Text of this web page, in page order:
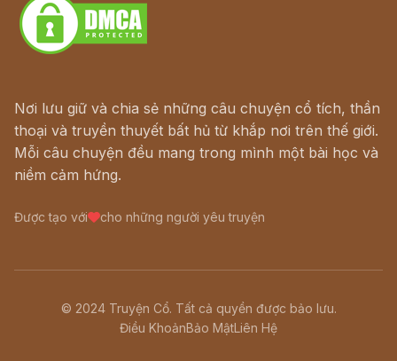
Nơi lưu giữ và chia sẻ những câu chuyện cổ tích, thần
thoại và truyền thuyết bất hủ từ khắp nơi trên thế giới.
Mỗi câu chuyện đều mang trong mình một bài học và
niềm cảm hứng.
Được tạo với cho những người yêu truyện
© 2024 Truyện Cổ. Tất cả quyền được bảo lưu.
Điều KhoảnBảo MậtLiên Hệ